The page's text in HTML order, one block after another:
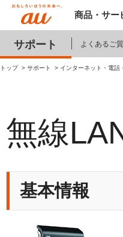
商品・サー
サポート よくあるご
トップ サポート インターネット・電話
無線
基本情報